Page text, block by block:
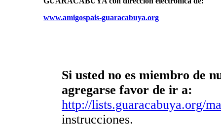
www.amigospais-guaracabuya.org
Si usted no es miembro de
agregarse favor de ir a:
http://lists.guaracabuya.org/
instrucciones.